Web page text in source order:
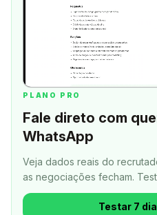
PLANO PRO
Fale direto com
WhatsApp
Veja dados reais do
as negociações fecham.
Testar 7